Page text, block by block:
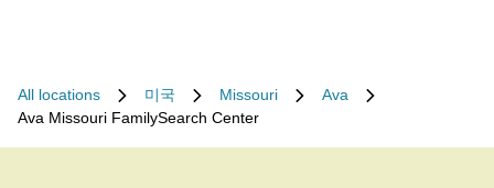
All locations 미국 Missouri
Ava
Ava Missouri FamilySearch Center